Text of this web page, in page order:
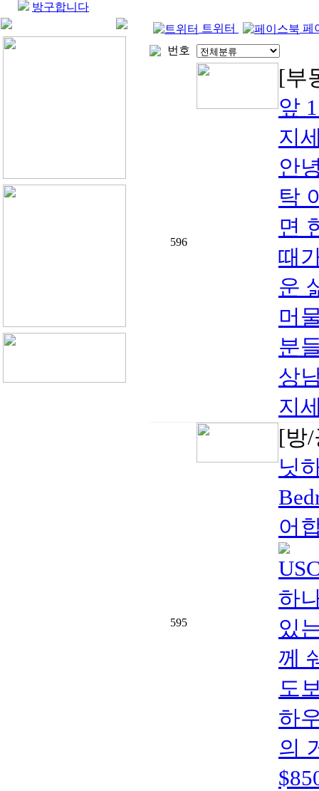
방구합니다
트위터
페
번호
596
[부
앞
지
안
탁
면
때
운
머
분
상
지
595
[방
닛
어
하
있
께
도
하
의